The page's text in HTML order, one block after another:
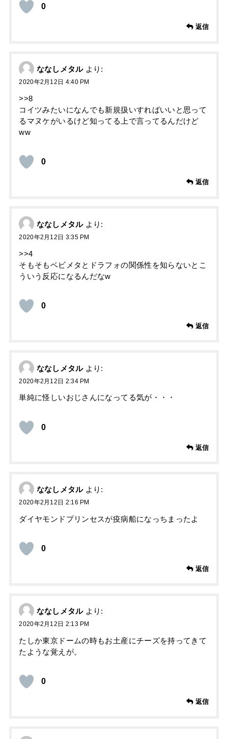
0
返信
ななしメタル より:
2020年2月12日 4:40 PM
>>8
コイツみたいになんでも新規扱いすればいいと思って
るマヌケがいるけど知ってる上で言ってるんだけど
ww
0
返信
ななしメタル より:
2020年2月12日 3:35 PM
>>4
そもそもベビメタとドラフォの関係性を知らないとこ
ういう反応になるんだなw
0
返信
ななしメタル より:
2020年2月12日 2:34 PM
単純に怪しいおじさんになってる気が・・・
0
返信
ななしメタル より:
2020年2月12日 2:16 PM
ダイヤモンドプリンセスが疫病船になっちまったよ
0
返信
ななしメタル より:
2020年2月12日 2:13 PM
たしか東京ドームの時もお土産にチーズを持ってきて
たような覚えが。
0
返信